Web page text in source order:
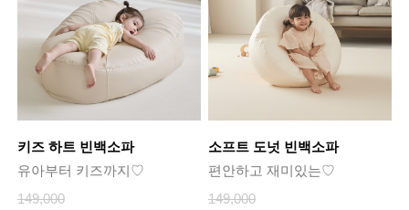
키즈 하트 빈백소파
유아부터 키즈까지♡
149,000
소프트 도넛 빈백소파
편안하고 재미있는♡
149,000